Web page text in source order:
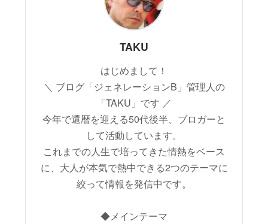
TAKU
はじめまして！
＼ ブログ「ジェネレーションB」管理人の
「TAKU」です ／
今年で還暦を迎える50代後半、ブロガーと
して活動しています。
これまでの人生で培ってきた情熱をベース
に、大人が本気で熱中できる2つのテーマに
絞って情報を発信中です。
◆メインテーマ